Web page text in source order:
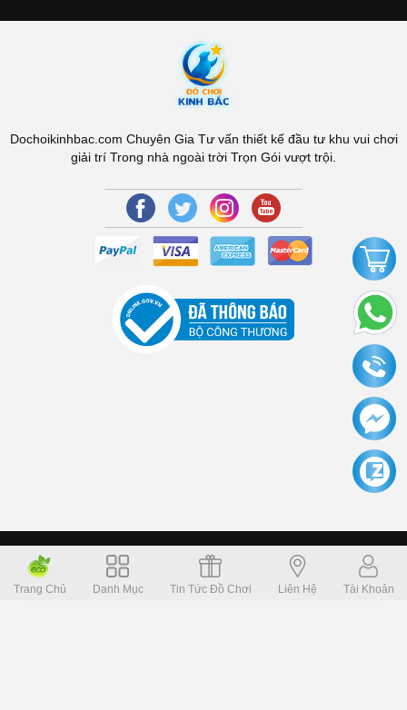
Dochoikinhbac.com Chuyên Gia Tư vấn thiết kế đầu tư khu vui chơi
giải trí Trong nhà ngoài trời Trọn Gói vượt trội.
Copyright © 2006 Dochoikinhbac.com Alright reversed. Designed
Dochoikinhbac.vn.cung cấp bởi sapo
Trang Chủ
Danh Mục Tin Tức Đồ Chơi Liên Hệ Tài Khoản